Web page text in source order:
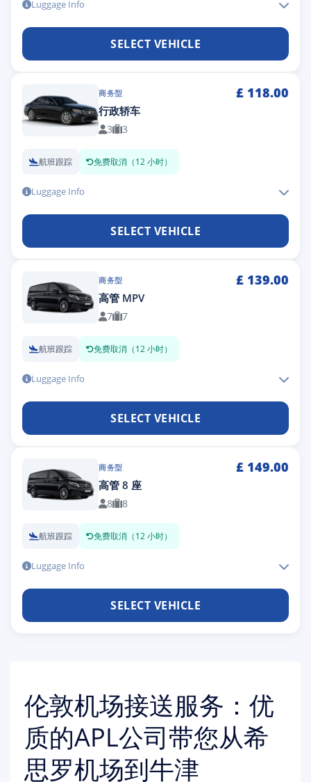
Luggage Info
SELECT VEHICLE
商务型 £ 118.00
行政轿车
3 3
航班跟踪 免费取消（12 小时）
Luggage Info
SELECT VEHICLE
商务型 £ 139.00
高管 MPV
7 7
航班跟踪 免费取消（12 小时）
Luggage Info
SELECT VEHICLE
商务型 £ 149.00
高管 8 座
8 8
航班跟踪 免费取消（12 小时）
Luggage Info
SELECT VEHICLE
伦敦机场接送服务：优
质的APL公司带您从希
思罗机场到牛津